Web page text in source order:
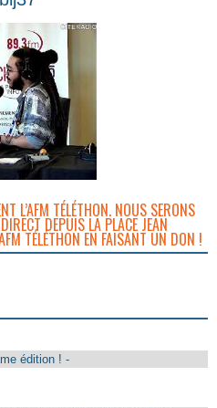
L’AFM TÉLÉTHON. NOUS SERONS
DEPUIS LA PLACE JEAN
TÉLÉTHON EN FAISANT UN DON !
édition ! -